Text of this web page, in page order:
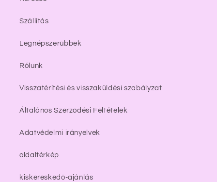
Szállítás
Legnépszerűbbek
Rólunk
Visszatérítési és visszaküldési szabályzat
Általános Szerződési Feltételek
Adatvédelmi irányelvek
oldaltérkép
kiskereskedő-ajánlás